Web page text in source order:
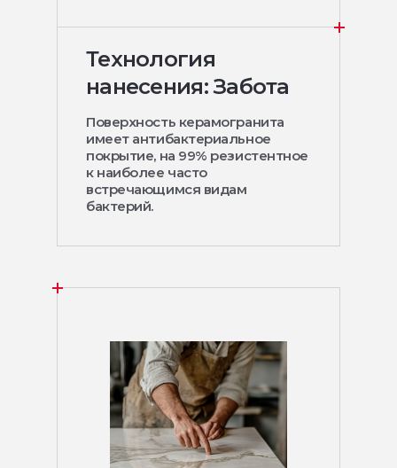
Технология
нанесения: Забота
Поверхность керамогранита
имеет антибактериальное
покрытие, на 99% резистентное
к наиболее часто
встречающимся видам
бактерий.